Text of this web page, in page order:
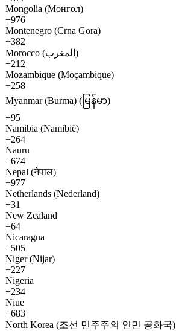
Mongolia (Монгол)
+976
Montenegro (Crna Gora)
+382
Morocco (المغرب)
+212
Mozambique (Moçambique)
+258
Myanmar (Burma) (မြန်မာ)
+95
Namibia (Namibië)
+264
Nauru
+674
Nepal (नेपाल)
+977
Netherlands (Nederland)
+31
New Zealand
+64
Nicaragua
+505
Niger (Nijar)
+227
Nigeria
+234
Niue
+683
North Korea (조선 민주주의 인민 공화국)